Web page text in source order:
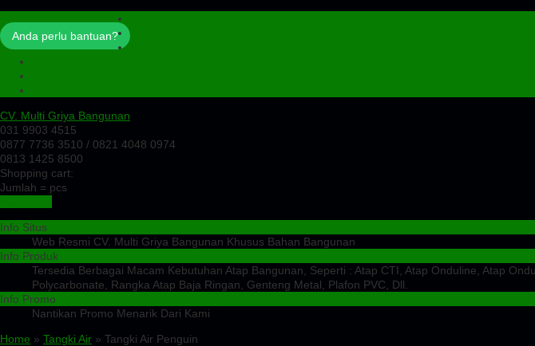
Anda perlu bantuan?
CV. Multi Griya Bangunan
031 9903 4515
0877 7736 3510 / 0821 4048 0974
0813 1425 8500
Shopping cart:
Jumlah = pcs
Info Situs
Web Resmi CV. Multi Griya Bangunan Khusus Bahan Bangunan
Info Produk
Tersedia Berbagai Macam Kebutuhan Atap Bangunan, Seperti : Atap CTI, Atap Onduline, Atap
Polycarbonate, Rangka Atap Baja Ringan, Genteng Metal, Plafon PVC, Dll.
Info Promo
Nantikan Promo Menarik Dari Kami
Home » Tangki Air » Tangki Air Penguin